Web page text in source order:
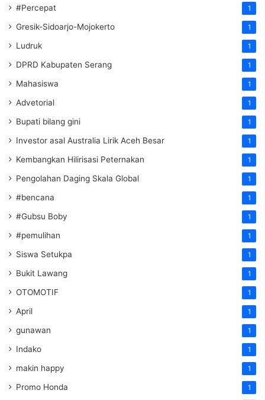
#Percepat 1
Gresik-Sidoarjo-Mojokerto 1
Ludruk 1
DPRD Kabupaten Serang 1
Mahasiswa 1
Advetorial 1
Bupati bilang gini 1
Investor asal Australia Lirik Aceh Besar 1
Kembangkan Hilirisasi Peternakan 1
Pengolahan Daging Skala Global 1
#bencana 1
#Gubsu Boby 1
#pemulihan 1
Siswa Setukpa 1
Bukit Lawang 1
OTOMOTIF 1
April 1
gunawan 1
Indako 1
makin happy 1
Promo Honda 1